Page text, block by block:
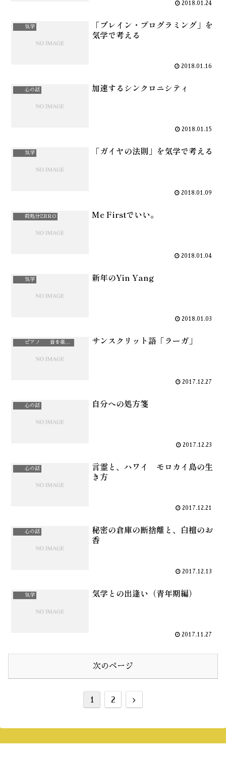
2018.01.24
気学
「ブレイン・プログラミング」を
気学で考える
2018.01.16
心の話 加速するシンクロニシティ
2018.01.15
気学 「ガイヤの法則」を気学で考える
2018.01.09
殺処分ZERO Me Firstでいい。
2018.01.04
気学 新年のYin Yang
2018.01.03
ピアノ 音を楽しむ サンスクリット語「ラーガ」
2017.12.27
心の話 自分への処方箋
2017.12.23
心の話
言霊と、ハワイ モロカイ島の生
き方
2017.12.21
心の話
秘密の倉庫の断捨離と、白檀のお
香
2017.12.13
気学 気学との出逢い（青年期編）
2017.11.27
次のページ
1 2 次